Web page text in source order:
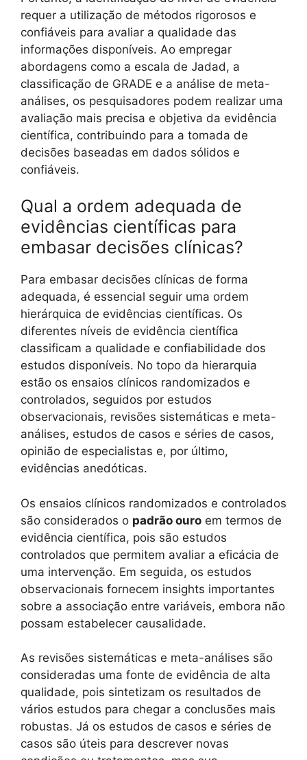
requer a utilização de métodos rigorosos e
confiáveis para avaliar a qualidade das
informações disponíveis. Ao empregar
abordagens como a escala de Jadad, a
classificação de GRADE e a análise de meta-
análises, os pesquisadores podem realizar uma
avaliação mais precisa e objetiva da evidência
científica, contribuindo para a tomada de
decisões baseadas em dados sólidos e
confiáveis.
Qual a ordem adequada de
evidências científicas para
embasar decisões clínicas?
Para embasar decisões clínicas de forma
adequada, é essencial seguir uma ordem
hierárquica de evidências científicas. Os
diferentes níveis de evidência científica
classificam a qualidade e confiabilidade dos
estudos disponíveis. No topo da hierarquia
estão os ensaios clínicos randomizados e
controlados, seguidos por estudos
observacionais, revisões sistemáticas e meta-
análises, estudos de casos e séries de casos,
opinião de especialistas e, por último,
evidências anedóticas.
Os ensaios clínicos randomizados e controlados
são considerados o padrão ouro em termos de
evidência científica, pois são estudos
controlados que permitem avaliar a eficácia de
uma intervenção. Em seguida, os estudos
observacionais fornecem insights importantes
sobre a associação entre variáveis, embora não
possam estabelecer causalidade.
As revisões sistemáticas e meta-análises são
consideradas uma fonte de evidência de alta
qualidade, pois sintetizam os resultados de
vários estudos para chegar a conclusões mais
robustas. Já os estudos de casos e séries de
casos são úteis para descrever novas